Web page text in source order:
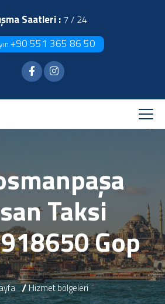
Saatleri : 7 / 24
+90 551 365 86 50
Taksi
Gop
Hizmet bölgeleri